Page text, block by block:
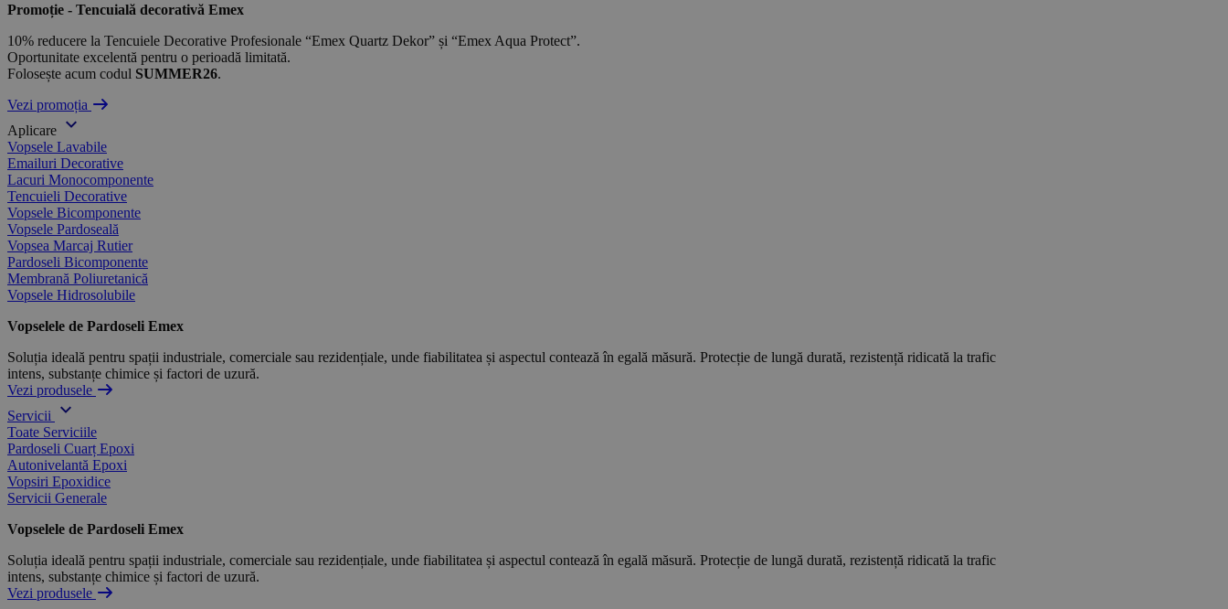
Promoție - Tencuială decorativă Emex
10% reducere la Tencuiele Decorative Profesionale “Emex Quartz Dekor” și “Emex Aqua Protect”.
Oportunitate excelentă pentru o perioadă limitată.
Folosește acum codul SUMMER26.
Vezi promoția
Aplicare
Vopsele Lavabile
Emailuri Decorative
Lacuri Monocomponente
Tencuieli Decorative
Vopsele Bicomponente
Vopsele Pardoseală
Vopsea Marcaj Rutier
Pardoseli Bicomponente
Membrană Poliuretanică
Vopsele Hidrosolubile
Vopselele de Pardoseli Emex
Soluția ideală pentru spații industriale, comerciale sau rezidențiale, unde fiabilitatea și aspectul contează în egală măsură. Protecție de lungă durată, rezistență ridicată la trafic
intens, substanțe chimice și factori de uzură.
Vezi produsele
Servicii
Toate Serviciile
Pardoseli Cuarț Epoxi
Autonivelantă Epoxi
Vopsiri Epoxidice
Servicii Generale
Vopselele de Pardoseli Emex
Soluția ideală pentru spații industriale, comerciale sau rezidențiale, unde fiabilitatea și aspectul contează în egală măsură. Protecție de lungă durată, rezistență ridicată la trafic
intens, substanțe chimice și factori de uzură.
Vezi produsele